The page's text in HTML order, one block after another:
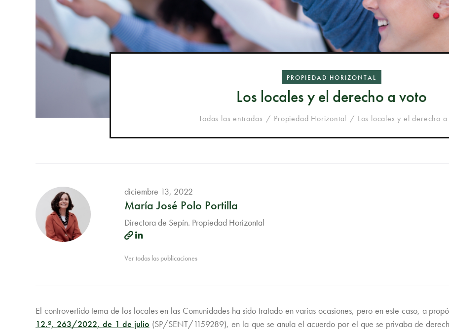
PROPIEDAD HORIZONTAL
Los locales y el derecho a voto
Todas las entradas Propiedad Horizontal Los locales y el derecho
diciembre 13, 2022
María José Polo Portilla
Directora de Sepín. Propiedad Horizontal
Ver todas las publicaciones
El controvertido tema de los locales en las Comunidades ha sido tratado en varias ocasiones, pero en este caso, a
12.ª, 263/2022, de 1 de julio (SP/SENT/1159289), en la que se anula el acuerdo por el que se privaba de